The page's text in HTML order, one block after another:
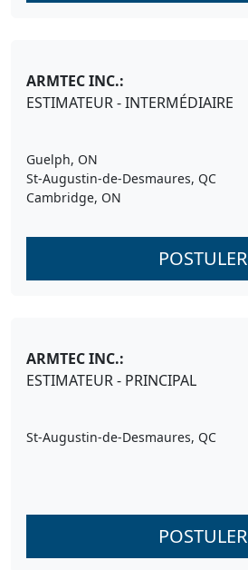
ARMTEC INC.:
ESTIMATEUR - INTERMÉDIAIRE
Guelph, ON
St-Augustin-de-Desmaures, QC
Cambridge, ON
POSTULER
ARMTEC INC.:
ESTIMATEUR - PRINCIPAL
St-Augustin-de-Desmaures, QC
POSTULER